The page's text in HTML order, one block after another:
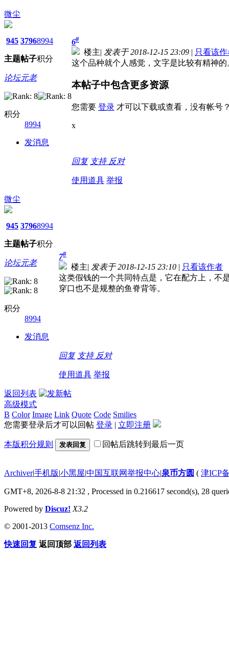
微尘
945
主题
3796
帖子
8994
积分
论坛元老
积分
8994
发消息
6#
楼主| 发表于 2018-12-15 23:09 | 只看该
这个品种就个人感觉，文字是比较有精神的
本帖子中包含更多资源
您需要 登录 才可以下载或查看，没有帐号
x
回复 支持 反对
使用道具 举报
微尘
945
主题
3796
帖子
8994
积分
论坛元老
积分
8994
发消息
7#
楼主| 发表于 2018-12-15 23:10 | 只看该作者
这类假钱的一个共同特点是，它在配方上，不
穿口也不是规整的鱼脊背等。
回复 支持 反对
使用道具 举报
返回列表
高级模式
B Color Image Link Quote Code Smilies
您需要登录后才可以回帖 登录 | 立即注册
本版积分规则 发表回复 回帖后跳转到最后一页
Archiver|手机版|小黑屋|中国互联网举报中心|泉币方圆 ( 津ICP
GMT+8, 2026-8-8 21:32 , Processed in 0.216617 second(s), 28
Powered by Discuz! X3.2
© 2001-2013 Comsenz Inc.
快速回复 返回顶部 返回列表